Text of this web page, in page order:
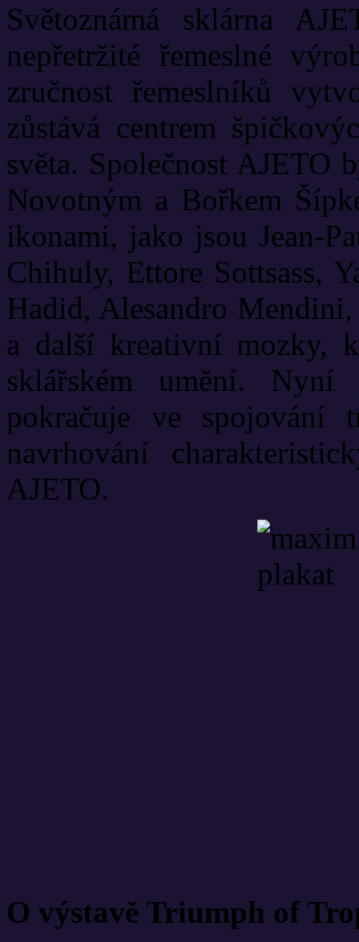
Světoznámá sklárna
nepřetržité řemeslné
zručnost řemeslníků
zůstává centrem
světa. Společnost AJETO
Novotným a Bořkem
ikonami, jako jsou Jean-
Chihuly, Ettore Sottsass,
Hadid, Alesandro
a další kreativní mozky,
sklářském umění.
pokračuje ve
navrhování
AJETO.
O výstavě Triumph of